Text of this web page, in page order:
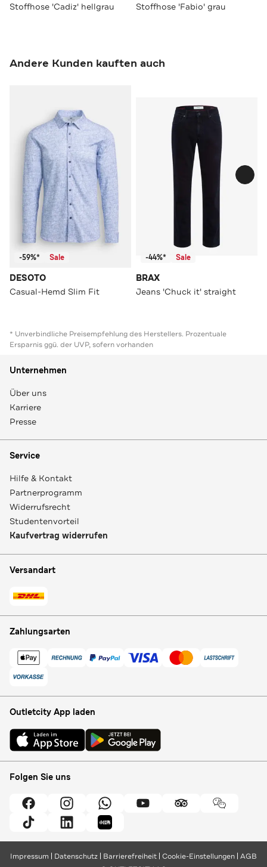
Stoffhose 'Cadiz' hellgrau Stoffhose 'Fabio' grau
Andere Kunden kauften auch
-59%* Sale
DESOTO
Casual-Hemd Slim Fit
-44%* Sale
BRAX
Jeans 'Chuck it' straight
* Unverbindliche Preisempfehlung des Herstellers. Prozentuale
Ersparnis ggü. der UVP, sofern vorhanden
Unternehmen
Über uns
Karriere
Presse
Service
Hilfe & Kontakt
Partnerprogramm
Widerrufsrecht
Studentenvorteil
Kaufvertrag widerrufen
Versandart
Zahlungsarten
Outletcity App laden
Folgen Sie uns
Impressum Datenschutz Barrierefreiheit Cookie-Einstellungen AGB